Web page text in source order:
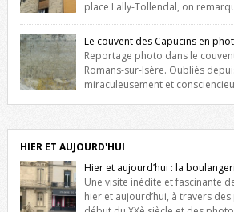
place Lally-Tollendal, on
maison construite au XVIè siècle. Les deux
fenêtres jumelles à meneaux. Entre ces deux
niche qui contient une statue de la Vierge. […]
Le couvent des Capucins en
Reportage photo dans le
Romans-sur-Isère. Oubliés
miraculeusement et
l’histoire de la redécouverte de vestiges du
Petit retour sur l’histoire […]
HIER ET AUJOURD'HUI
Hier et aujourd’hui : la
Une visite inédite et fascinante
hier et aujourd’hui, à travers